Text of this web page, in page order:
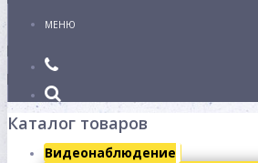
МЕНЮ
Каталог товаров
Видеонаблюдение